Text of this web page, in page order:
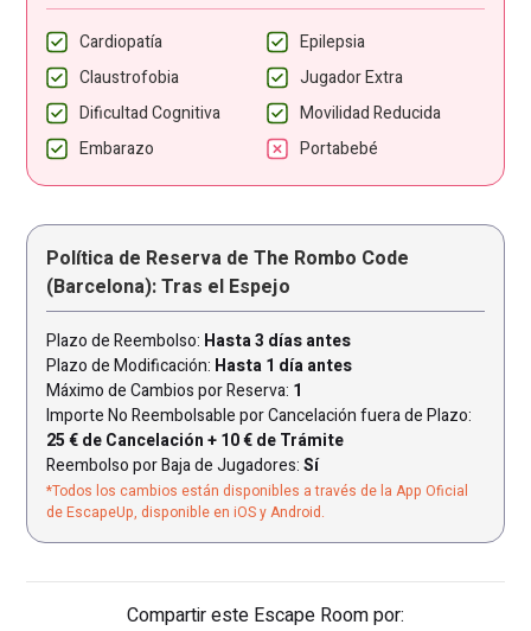
Cardiopatía
Epilepsia
Claustrofobia
Jugador Extra
Dificultad Cognitiva
Movilidad Reducida
Embarazo
Portabebé
Política de Reserva de The Rombo Code
(Barcelona): Tras el Espejo
Plazo de Reembolso: Hasta 3 días antes
Plazo de Modificación: Hasta 1 día antes
Máximo de Cambios por Reserva: 1
Importe No Reembolsable por Cancelación fuera de Plazo:
25 € de Cancelación + 10 € de Trámite
Reembolso por Baja de Jugadores: Sí
*Todos los cambios están disponibles a través de la App Oficial
de EscapeUp, disponible en iOS y Android.
Compartir este Escape Room por: